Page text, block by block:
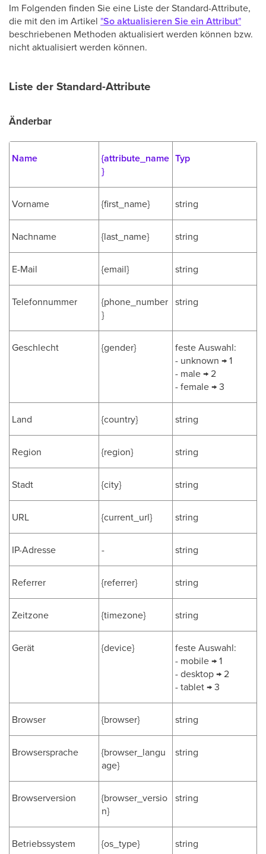
Im Folgenden finden Sie eine Liste der Standard-Attribute,
die mit den im Artikel "So aktualisieren Sie ein Attribut"
beschriebenen Methoden aktualisiert werden können bzw.
nicht aktualisiert werden können.
Liste der Standard-Attribute
Änderbar
Name
{attribute_name
}
Typ
Vorname {first_name} string
Nachname {last_name} string
E-Mail {email} string
Telefonnummer
{phone_number
}
string
Geschlecht {gender}
feste Auswahl:
- unknown → 1
- male → 2
- female → 3
Land {country} string
Region {region} string
Stadt {city} string
URL {current_url} string
IP-Adresse - string
Referrer {referrer} string
Zeitzone {timezone} string
Gerät {device}
feste Auswahl:
- mobile → 1
- desktop → 2
- tablet → 3
Browser {browser} string
Browsersprache
{browser_langu
age}
string
Browserversion
{browser_versio
n}
string
Betriebssystem {os_type} string